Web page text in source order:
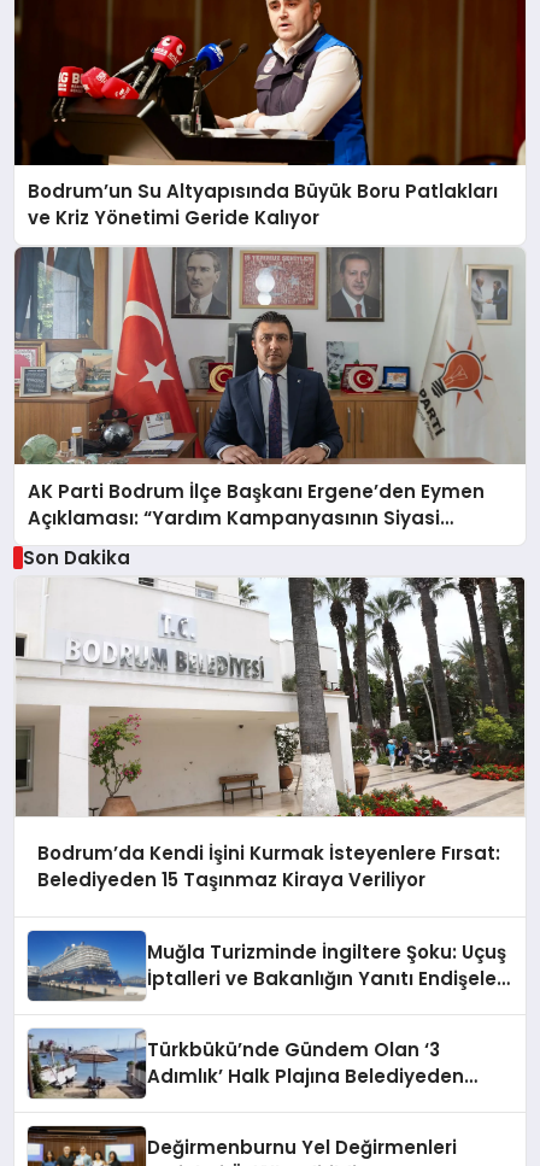
Bodrum’un Su Altyapısında Büyük Boru Patlakları
ve Kriz Yönetimi Geride Kalıyor
AK Parti Bodrum İlçe Başkanı Ergene’den Eymen
Açıklaması: “Yardım Kampanyasının Siyasi
Malzeme Yapılmasını Kınıyorum”
Son Dakika
Bodrum’da Kendi İşini Kurmak İsteyenlere Fırsat:
Belediyeden 15 Taşınmaz Kiraya Veriliyor
Muğla Turizminde İngiltere Şoku: Uçuş
İptalleri ve Bakanlığın Yanıtı Endişeleri
Türkbükü’nde Gündem Olan ‘3
Adımlık’ Halk Plajına Belediyeden
Değirmenburnu Yel Değirmenleri